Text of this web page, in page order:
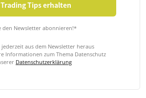
den Newsletter abonnieren!*
aus dem Newsletter heraus
Informationen zum Thema Datenschutz
Datenschutzerklärung